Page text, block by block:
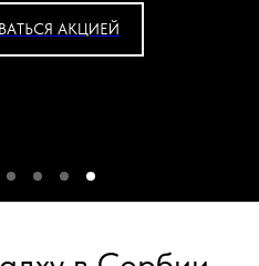
АКЦИЕЙ